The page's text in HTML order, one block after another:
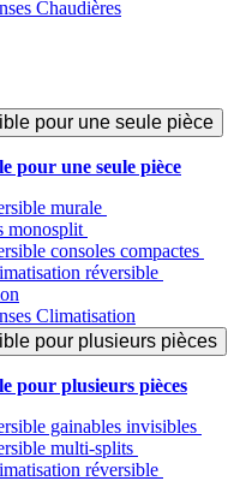
Chaudières
pour une seule pièce
pour une seule pièce
murale
monosplit
consoles compactes
réversible
Climatisation
pour plusieurs pièces
pour plusieurs pièces
gainables invisibles
multi-splits
réversible